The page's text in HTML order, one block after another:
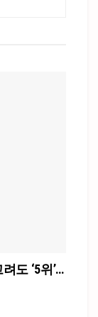
도 ‘5위’…